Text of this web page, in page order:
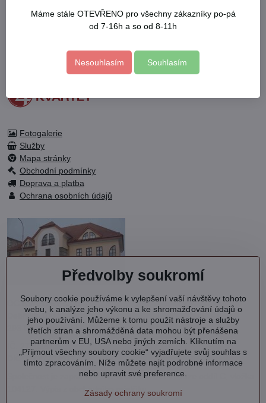
Fotogalerie
Služby
Mapa stránky
Obchodní podmínky
Doprava a platba
Ochrana osobních údajů
OC KVARTET s.r.o.
Debřská 1000
293 06 Kosmonosy
IČ: 27202577
DIČ: CZ27202577
Společnost je zapsána v OR vedeném MS v Praze oddíl C, vložka
z obchodního rejstříku.
Předvolby soukromí
Soubory cookie používáme k vylepšení vaší návštěvy tohoto
webu, k analýze jeho výkonu a ke shromažďování údajů o
jeho používání. Můžeme k tomu použít nástroje a služby
třetích stran a shromážděná data mohou být přenášena
partnerům v EU, USA nebo jiných zemích. Kliknutím na
„Přijmout všechny soubory cookie“ vyjadřujete svůj souhlas s
tímto zpracováním. Níže můžete najít podrobné informace
nebo upravit své preference.
Zásady ochrany soukromí
Máme stále OTEVŘENO pro všechny zákazníky po-pá
od 7-16h a so od 8-11h
Nesouhlasím Souhlasím